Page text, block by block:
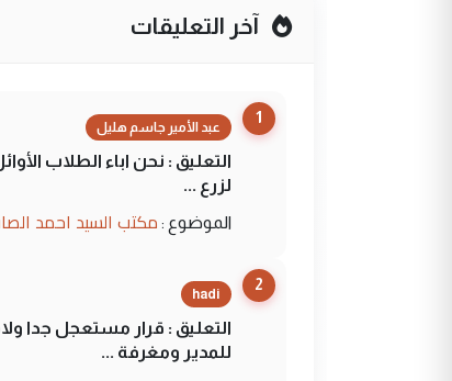
آخر التعليقات
1
عبد الأمير جاسم هليل
التعليق : نحن اباء الطلاب
لزرع ...
الموضوع : مكتب السيد احمد
2
hadi
التعليق : قرار مستعجل جدا
للمدير ومغرفة ...